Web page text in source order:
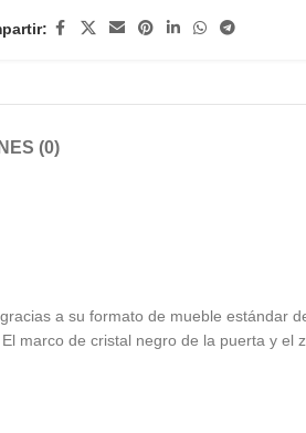
(0)
a su formato de mueble estándar
marco de cristal negro de la puerta y el